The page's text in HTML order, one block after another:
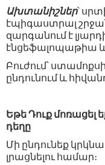
Ախտանիշներ՝
էպիգաստրալ
զարգանում է
էնցեֆալոպաթիա և
Բուժում՝
ընդունում և
Եթե Դուք մոռացել
դեղը
Մի ընդունեք
լրացնելու համար։